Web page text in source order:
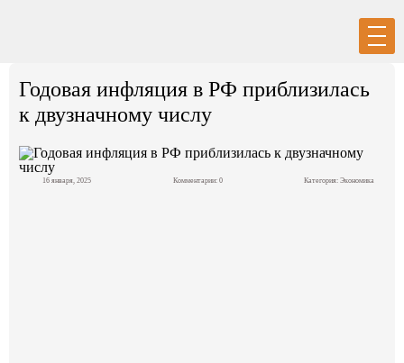
Вход Регистрация
Годовая инфляция в РФ приблизилась
к двузначному числу
16 января, 2025 Комментарии: 0 Категория: Экономика